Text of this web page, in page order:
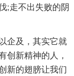
;走不出失败的阴
企及，其实它就
创新精神的人，
新的翅膀让我们